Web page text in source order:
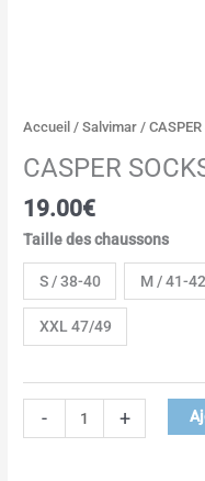
Accueil /Salvimar / CASPER
CASPER
19.00€
Taille des chaussons
S / 38-40 M / 41-42
XXL 47/49
- +